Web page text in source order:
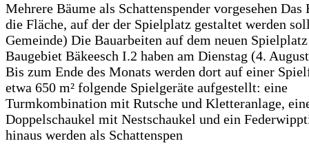
Mehrere Bäume als Schattenspender vorgesehen Das
die Fläche, auf der der Spielplatz gestaltet werden
Gemeinde) Die Bauarbeiten auf dem neuen
Baugebiet Bäkeesch I.2 haben am Dienstag (4.
Bis zum Ende des Monats werden dort auf einer
etwa 650 m² folgende Spielgeräte aufgestellt: eine
Turmkombination mit Rutsche und Kletteranlage,
Doppelschaukel mit Nestschaukel und ein
hinaus werden als Schattenspen